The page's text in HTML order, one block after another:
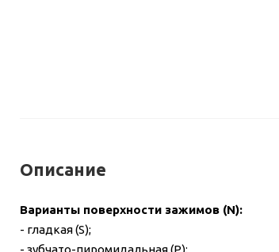
Описание
Варианты поверхности зажимов (N):
- гладкая (S);